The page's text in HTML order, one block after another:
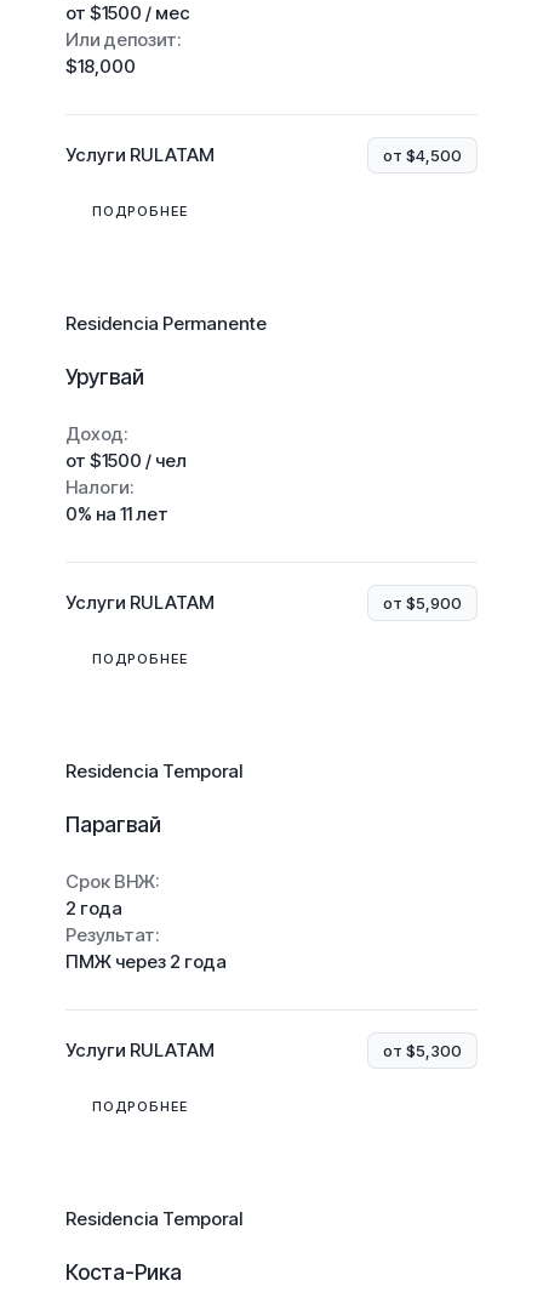
от $1500 / мес
Или депозит:
$18,000
Услуги RULATAM от $4,500
ПОДРОБНЕЕ
Residencia Permanente
Уругвай
Доход:
от $1500 / чел
Налоги:
0% на 11 лет
Услуги RULATAM от $5,900
ПОДРОБНЕЕ
Residencia Temporal
Парагвай
Срок ВНЖ:
2 года
Результат:
ПМЖ через 2 года
Услуги RULATAM от $5,300
ПОДРОБНЕЕ
Residencia Temporal
Коста-Рика